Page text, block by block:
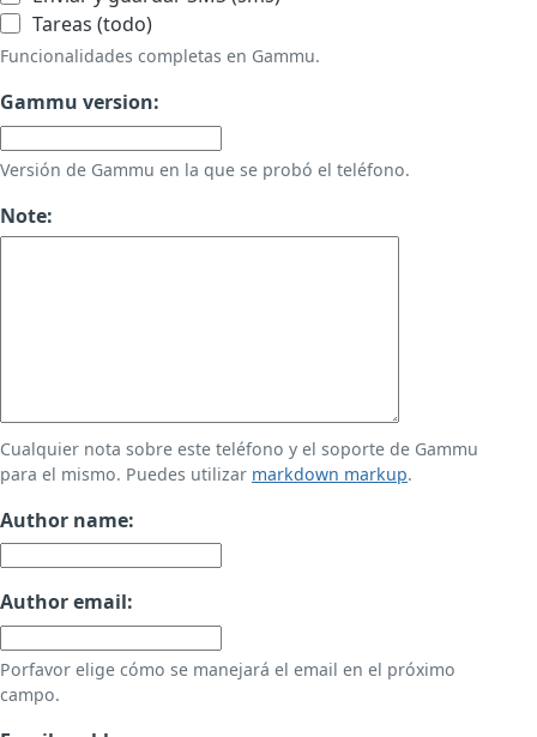
Tareas (todo)
Funcionalidades completas en Gammu.
Gammu version:
Versión de Gammu en la que se probó el teléfono.
Note:
Cualquier nota sobre este teléfono y el soporte de Gammu
para el mismo. Puedes utilizar markdown markup.
Author name:
Author email:
Porfavor elige cómo se manejará el email en el próximo
campo.